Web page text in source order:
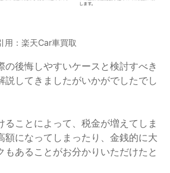
用：楽天Car車買取
の後悔しやすいケースと検討すべき
説してきましたがいかがでしたでし
ることによって、税金が増えてしま
額になってしまったり、金銭的に大
もあることがお分かりいただけたと